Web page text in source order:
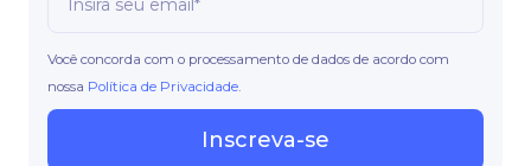
Você concorda com o processamento de dados de acordo com
nossa Política de Privacidade.
Inscreva-se